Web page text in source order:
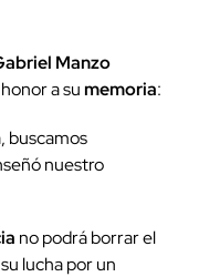
Manzo
a sumemoria:
buscamos
nuestro
no podrá borrar el
lucha por un